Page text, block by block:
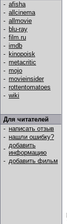
- afisha
- allcinema
- allmovie
- blu-ray
- film.ru
- imdb
- kinopoisk
- metacritic
- mojo
- movieinsider
- rottentomatoes
- wiki
Для читателей
- написать отзыв
- нашли ошибку?
- добавить
информацию
- добавить фильм